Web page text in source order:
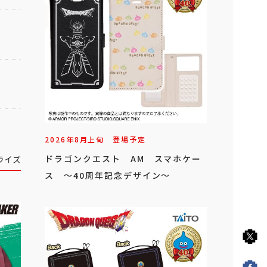
イズ
2026年8月上旬 登場予定
ドラゴンクエスト AM スマホケー
ス ～40周年記念デザイン～